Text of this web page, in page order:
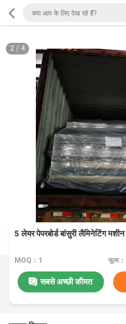
2/ 4
5 लेयर पेपरबोर्ड बांसुरी लैमिनेटिंग
MOQ：1
सबसे अच्छी कीमत